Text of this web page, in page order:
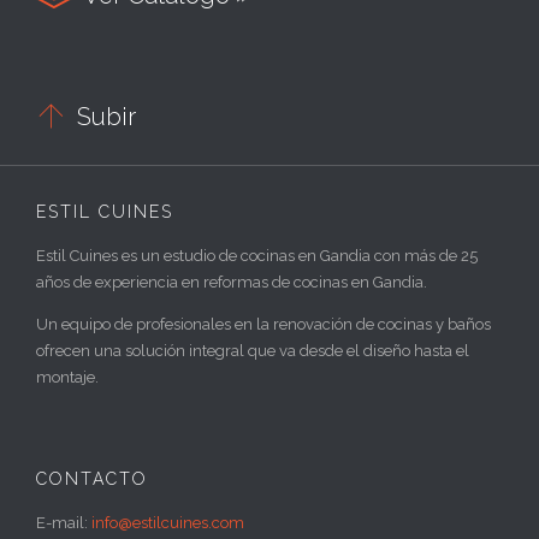
 Subir
ESTIL CUINES
Estil Cuines es un estudio de cocinas en Gandia con más de 25
años de experiencia en reformas de cocinas en Gandia.
Un equipo de profesionales en la renovación de cocinas y baños
ofrecen una solución integral que va desde el diseño hasta el
montaje.
CONTACTO
E-mail: info@estilcuines.com